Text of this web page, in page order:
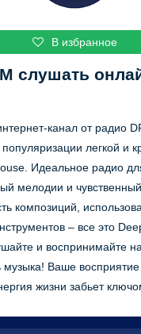
В избранное
слушать
канал от радио
легкой и
Идеальное радио
мелодии и чувственный
композиций,
– все это
и воспринимайте
музыка! Ваше
жизни забьет